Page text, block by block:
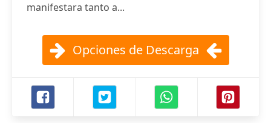
manifestara tanto a...
Opciones de Descarga